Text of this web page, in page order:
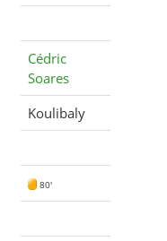
Cédric
Soares
Koulibaly
80'